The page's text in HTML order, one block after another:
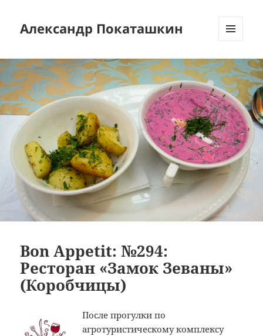
Александр Покаташкин
ВИДЖЕТЫ
Bon Appetit: №294:
Ресторан «Замок Зеваны»
(Коробчицы)
После прогулки по
агротуристическому комплексу